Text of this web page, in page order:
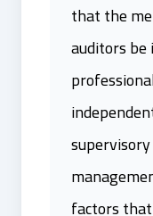
that the
auditors
factors